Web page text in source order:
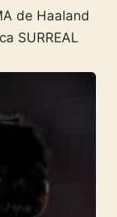
de Haaland
SURREAL